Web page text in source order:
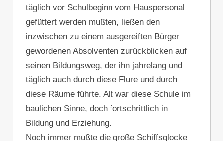
täglich vor Schulbeginn vom Hauspersonal
gefüttert werden mußten, ließen den
inzwischen zu einem ausgereiften Bürger
gewordenen Absolventen zurückblicken auf
seinen Bildungsweg, der ihn jahrelang und
täglich auch durch diese Flure und durch
diese Räume führte. Alt war diese Schule im
baulichen Sinne, doch fortschrittlich in
Bildung und Erziehung.
Noch immer mußte die große Schiffsglocke